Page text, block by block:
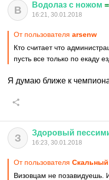
В Водолаз с ножом
16:21, 30.01.2018
От пользователя arsenw
Кто считает что
пусть все только по екаду
Я думаю ближе к
З Здоровый
16:23, 30.01.2018
От пользователя Скальный
Визовцам не позавидуешь.